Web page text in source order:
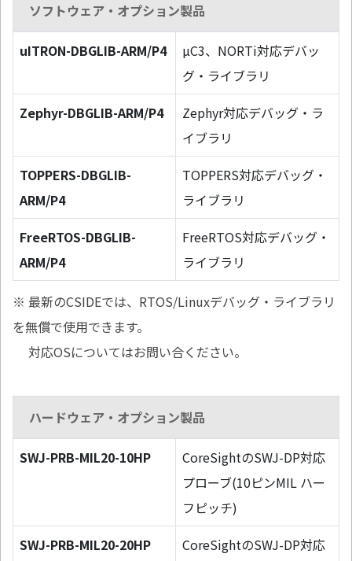
ソフトウェア・オプション製品
uITRON-DBGLIB-ARM/P4
µC3、NORTi対応デバッ
グ・ライブラリ
Zephyr-DBGLIB-ARM/P4
Zephyr対応デバッグ・ラ
イブラリ
TOPPERS-DBGLIB-
ARM/P4
TOPPERS対応デバッグ・
ライブラリ
FreeRTOS-DBGLIB-
ARM/P4
FreeRTOS対応デバッグ・
ライブラリ
※ 最新のCSIDEでは、RTOS/Linuxデバッグ・ライブラリ
を無償で使用できます。
対応OSについてはお問い合ください。
ハードウェア・オプション製品
SWJ-PRB-MIL20-10HP
CoreSightのSWJ-DP対応
プローブ(10ピンMIL ハー
フピッチ)
SWJ-PRB-MIL20-20HP
CoreSightのSWJ-DP対応